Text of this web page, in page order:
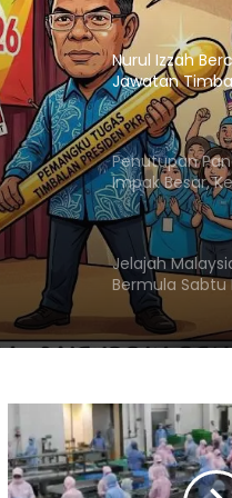
China, Vietnam
Nurul Izzah
Jawatan
Saifuddin
Penutupan
Impak Besar,
Petrol dan
Jelajah
Bermula Sabtu
Ekonomi ke
Malaysia-
Kerjasama